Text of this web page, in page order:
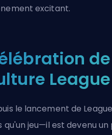
excitant.
de
League
le lancement de
qu'un jeu—il est devenu